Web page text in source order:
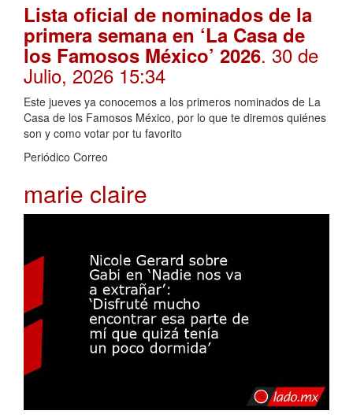
Lista oficial de nominados de la
primera semana en ‘La Casa de
los Famosos México’ 2026. 30 de
Julio, 2026 15:34
Este jueves ya conocemos a los primeros nominados de La
Casa de los Famosos México, por lo que te diremos quiénes
son y como votar por tu favorito
Periódico Correo
marie claire